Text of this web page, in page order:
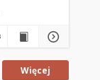
Więcej